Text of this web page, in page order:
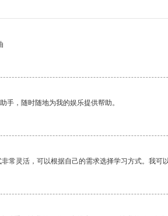
手，随时随地为我的娱乐提供帮助。
常灵活，可以根据自己的需求选择学习方式。我可